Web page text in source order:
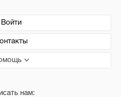
Войти
нам: